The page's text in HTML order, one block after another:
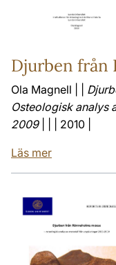
Djurben från
Ola Magnell | |
Osteologisk analys
2009| | | 2010 |
Läs mer